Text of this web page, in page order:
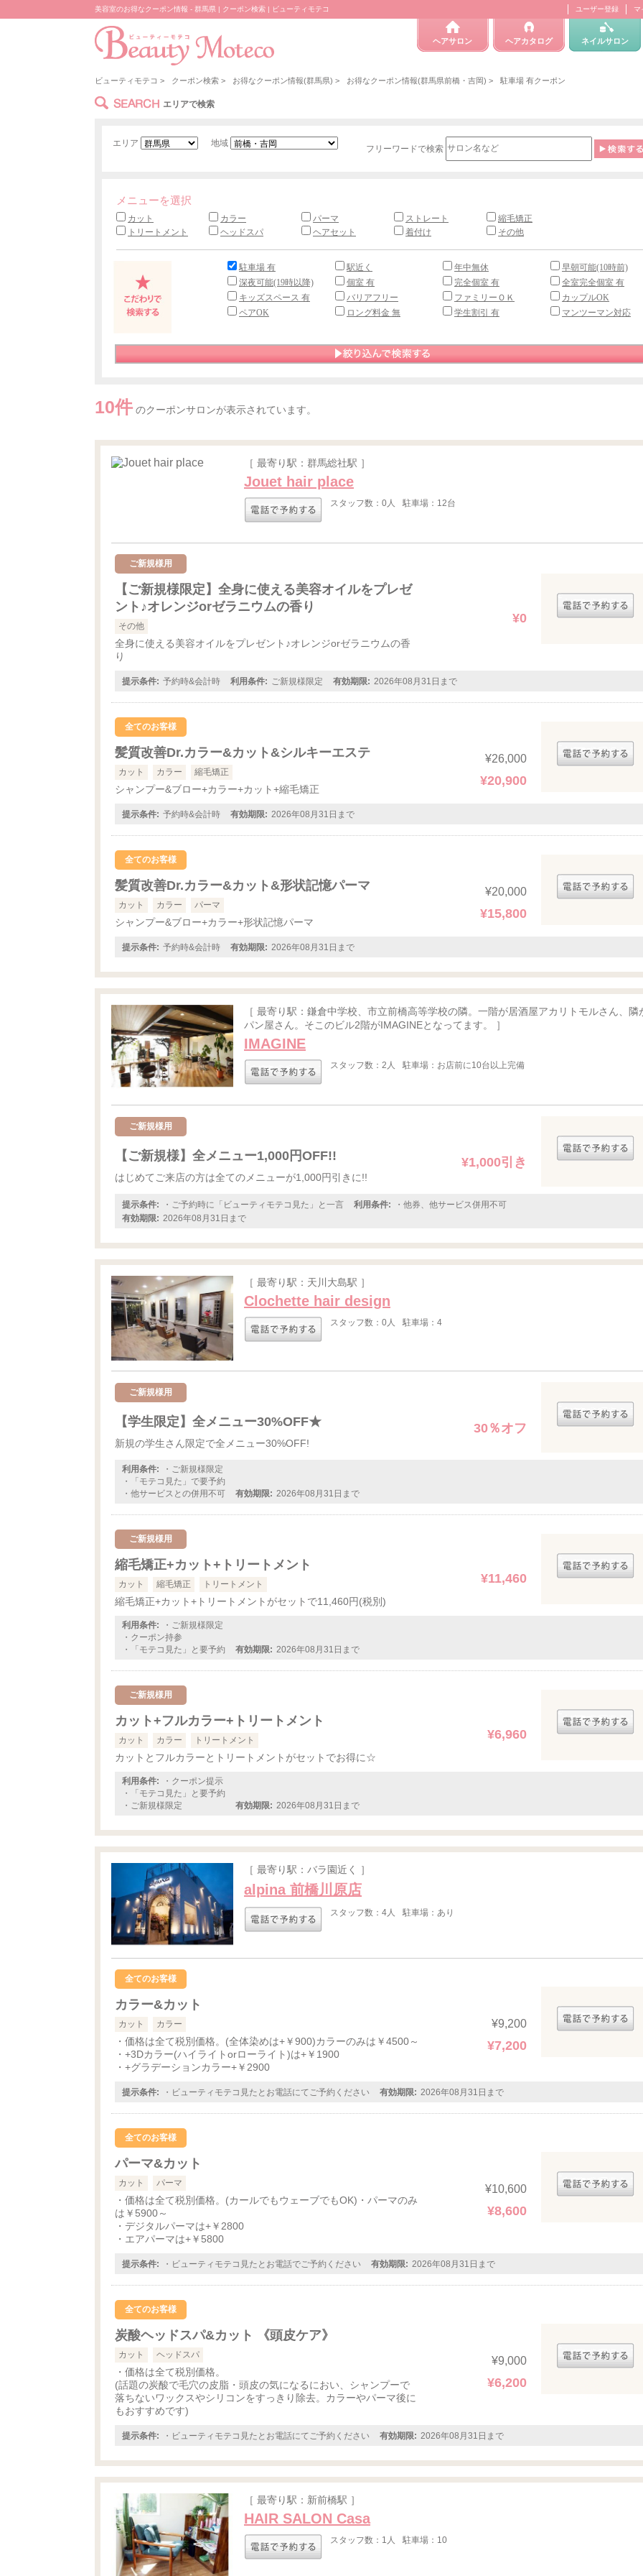
美容室のお得なクーポン情報 - 群馬県 | クーポン検索 | ビューティモテコ ユーザー登録 マ
ヘアサロン ヘアカタログ ネイルサロン
ビューティモテコ > クーポン検索 > お得なクーポン情報(群馬県) > お得なクーポン情報(群馬県前橋・吉岡) > 駐車場 有クーポン
SEARCH エリアで検索
エリア 地域
フリーワードで検索
メニューを選択
カット カラー パーマ ストレート
縮毛矯正
トリートメント
ヘッドスパ ヘアセット 着付け その他
駐車場 有 駅近く 年中無休
早朝可能(10時前)
深夜可能(19時以降)
個室 有 完全個室 有
全室完全個室 有
キッズスペース 有
バリアフリー ファミリーＯＫ
カップルOK
ペアOK
ロング料金 無 学生割引 有 マンツーマン対応
10件 のクーポンサロンが表示されています。
［ 最寄り駅：群馬総社駅 ］
Jouet hair place
スタッフ数：0人 駐車場：12台
ご新規様用
【ご新規様限定】全身に使える美容オイルをプレゼ
ント♪オレンジorゼラニウムの香り
その他
全身に使える美容オイルをプレゼント♪オレンジorゼラニウムの香
り
¥0
提示条件: 予約時&会計時 利用条件: ご新規様限定 有効期限: 2026年08月31日まで
全てのお客様
髪質改善Dr.カラー&カット&シルキーエステ
カット カラー 縮毛矯正
シャンプー&ブロー+カラー+カット+縮毛矯正
¥26,000
¥20,900
提示条件: 予約時&会計時 有効期限: 2026年08月31日まで
全てのお客様
髪質改善Dr.カラー&カット&形状記憶パーマ
カット カラー パーマ
シャンプー&ブロー+カラー+形状記憶パーマ
¥20,000
¥15,800
提示条件: 予約時&会計時 有効期限: 2026年08月31日まで
［ 最寄り駅：鎌倉中学校、市立前橋高等学校の隣。一階が居酒屋アカリトモルさん、隣
パン屋さん。そこのビル2階がIMAGINEとなってます。 ］
IMAGINE
スタッフ数：2人 駐車場：お店前に10台以上完備
ご新規様用
【ご新規様】全メニュー1,000円OFF!!
はじめてご来店の方は全てのメニューが1,000円引きに!!
¥1,000引き
提示条件: ・ご予約時に「ビューティモテコ見た」と一言 利用条件:
・他券、他サービス併用不可
有効期限: 2026年08月31日まで
［ 最寄り駅：天川大島駅 ］
Clochette hair design
スタッフ数：0人 駐車場：4
ご新規様用
【学生限定】全メニュー30%OFF★
新規の学生さん限定で全メニュー30%OFF!
30％オフ
利用条件:
・ご新規様限定
・「モテコ見た」で要予約
・他サービスとの併用不可
有効期限: 2026年08月31日まで
ご新規様用
縮毛矯正+カット+トリートメント
カット 縮毛矯正 トリートメント
縮毛矯正+カット+トリートメントがセットで11,460円(税別)
¥11,460
利用条件:
・ご新規様限定
・クーポン持参
・「モテコ見た」と要予約
有効期限: 2026年08月31日まで
ご新規様用
カット+フルカラー+トリートメント
カット カラー トリートメント
カットとフルカラーとトリートメントがセットでお得に☆
¥6,960
利用条件:
・クーポン提示
・「モテコ見た」と要予約
・ご新規様限定
有効期限: 2026年08月31日まで
［ 最寄り駅：バラ園近く ］
alpina 前橋川原店
スタッフ数：4人 駐車場：あり
全てのお客様
カラー&カット
カット カラー
・価格は全て税別価格。(全体染めは+￥900)カラーのみは￥4500～
・+3Dカラー(ハイライトorローライト)は+￥1900
・+グラデーションカラー+￥2900
¥9,200
¥7,200
提示条件: ・ビューティモテコ見たとお電話にてご予約ください 有効期限: 2026年08月31日まで
全てのお客様
パーマ&カット
カット パーマ
・価格は全て税別価格。(カールでもウェーブでもOK)・パーマのみ
は￥5900～
・デジタルパーマは+￥2800
・エアパーマは+￥5800
¥10,600
¥8,600
提示条件: ・ビューティモテコ見たとお電話でご予約ください 有効期限: 2026年08月31日まで
全てのお客様
炭酸ヘッドスパ&カット 《頭皮ケア》
カット ヘッドスパ
・価格は全て税別価格。
(話題の炭酸で毛穴の皮脂・頭皮の気になるにおい、シャンプーで
落ちないワックスやシリコンをすっきり除去。カラーやパーマ後に
もおすすめです)
¥9,000
¥6,200
提示条件: ・ビューティモテコ見たとお電話にてご予約ください 有効期限: 2026年08月31日まで
［ 最寄り駅：新前橋駅 ］
HAIR SALON Casa
スタッフ数：1人 駐車場：10